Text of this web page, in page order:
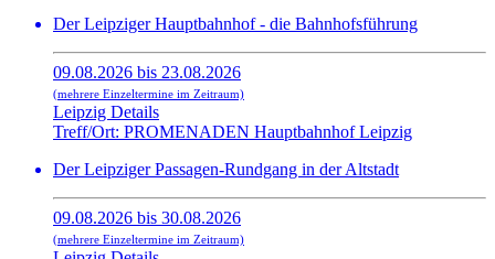
Der Leipziger Hauptbahnhof - die Bahnhofsführung
09.08.2026 bis 23.08.2026
(mehrere Einzeltermine im Zeitraum)
Leipzig Details
Treff/Ort: PROMENADEN Hauptbahnhof Leipzig
Der Leipziger Passagen-Rundgang in der Altstadt
09.08.2026 bis 30.08.2026
(mehrere Einzeltermine im Zeitraum)